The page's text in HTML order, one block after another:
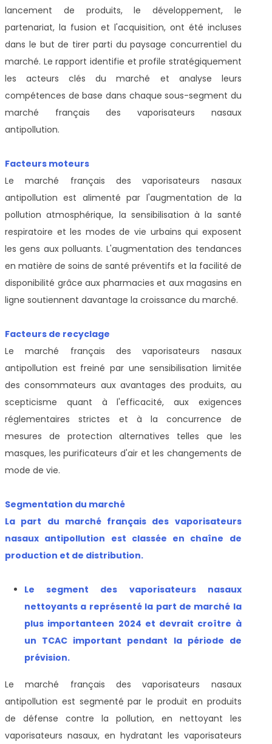
lancement de produits, le développement, le
partenariat, la fusion et l'acquisition, ont été incluses
dans le but de tirer parti du paysage concurrentiel du
marché. Le rapport identifie et profile stratégiquement
les acteurs clés du marché et analyse leurs
compétences de base dans chaque sous-segment du
marché français des vaporisateurs nasaux
antipollution.
Facteurs moteurs
Le marché français des vaporisateurs nasaux
antipollution est alimenté par l'augmentation de la
pollution atmosphérique, la sensibilisation à la santé
respiratoire et les modes de vie urbains qui exposent
les gens aux polluants. L'augmentation des tendances
en matière de soins de santé préventifs et la facilité de
disponibilité grâce aux pharmacies et aux magasins en
ligne soutiennent davantage la croissance du marché.
Facteurs de recyclage
Le marché français des vaporisateurs nasaux
antipollution est freiné par une sensibilisation limitée
des consommateurs aux avantages des produits, au
scepticisme quant à l'efficacité, aux exigences
réglementaires strictes et à la concurrence de
mesures de protection alternatives telles que les
masques, les purificateurs d'air et les changements de
mode de vie.
Segmentation du marché
La part du marché français des vaporisateurs
nasaux antipollution est classée en chaîne de
production et de distribution.
Le segment des vaporisateurs nasaux
nettoyants a représenté la part de marché la
plus importanteen 2024 et devrait croître à
un TCAC important pendant la période de
prévision.
Le marché français des vaporisateurs nasaux
antipollution est segmenté par le produit en produits
de défense contre la pollution, en nettoyant les
vaporisateurs nasaux, en hydratant les vaporisateurs